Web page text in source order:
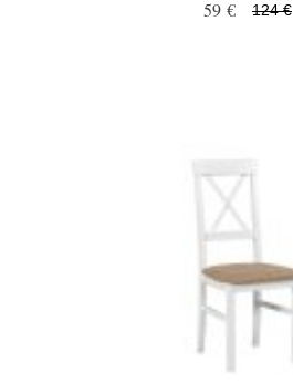
59 € 124 €